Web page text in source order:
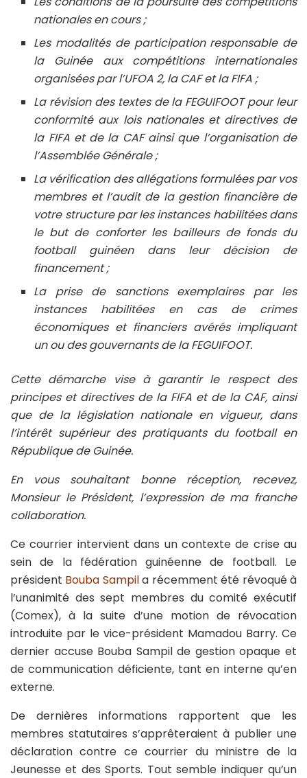
nationales en cours ;
Les modalités de participation responsable de
la Guinée aux compétitions internationales
organisées par l’UFOA 2, la CAF et la FIFA ;
La révision des textes de la FEGUIFOOT pour leur
conformité aux lois nationales et directives de
la FIFA et de la CAF ainsi que l’organisation de
l’Assemblée Générale ;
La vérification des allégations formulées par vos
membres et l’audit de la gestion financière de
votre structure par les instances habilitées dans
le but de conforter les bailleurs de fonds du
football guinéen dans leur décision de
financement ;
La prise de sanctions exemplaires par les
instances habilitées en cas de crimes
économiques et financiers avérés impliquant
un ou des gouvernants de la FEGUIFOOT.
Cette démarche vise à garantir le respect des
principes et directives de la FIFA et de la CAF, ainsi
que de la législation nationale en vigueur, dans
l’intérêt supérieur des pratiquants du football en
République de Guinée.
En vous souhaitant bonne réception, recevez,
Monsieur le Président, l’expression de ma franche
collaboration.
Ce courrier intervient dans un contexte de crise au
sein de la fédération guinéenne de football. Le
président Bouba Sampila récemment été révoqué à
l’unanimité des sept membres du comité exécutif
(Comex), à la suite d’une motion de révocation
introduite par le vice-président Mamadou Barry. Ce
dernier accuse Bouba Sampil de gestion opaque et
de communication déficiente, tant en interne qu’en
externe.
De dernières informations rapportent que les
membres statutaires s’apprêteraient à publier une
déclaration contre ce courrier du ministre de la
Jeunesse et des Sports. Tout semble indiquer qu’un